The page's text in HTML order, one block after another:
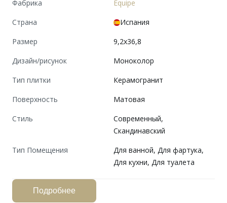
Фабрика
Equipe
Страна
Испания
Размер
9,2x36,8
Дизайн/рисунок
Моноколор
Тип плитки
Керамогранит
Поверхность
Матовая
Cтиль
Современный,
Скандинавский
Тип Помещения
Для ванной, Для фартука,
Для кухни, Для туалета
Подробнее